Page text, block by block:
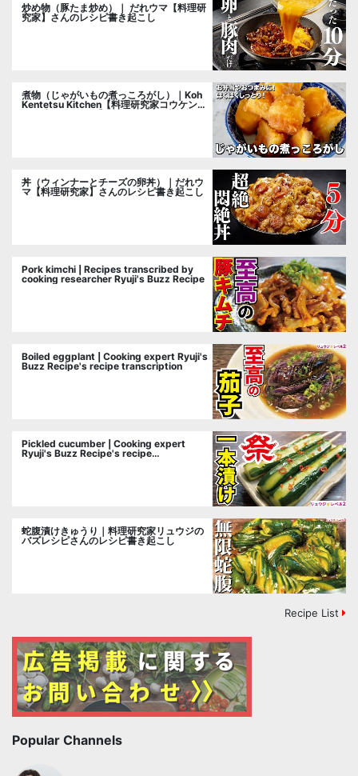
炒め物（豚たま炒め）｜ だれウマ【料理研
究家】さんのレシピ書き起こし
煮物（じゃがいもの煮っころがし）｜Koh
Kentetsu Kitchen【料理研究家コウケンテ
丼（ウィンナーとチーズの卵丼）｜だれウ
マ【料理研究家】さんのレシピ書き起こし
Pork kimchi | Recipes transcribed by
cooking researcher Ryuji's Buzz Recipe
Boiled eggplant | Cooking expert Ryuji's
Buzz Recipe's recipe transcription
Pickled cucumber | Cooking expert
Ryuji's Buzz Recipe's recipe
蛇腹漬けきゅうり｜料理研究家リュウジの
バズレシピさんのレシピ書き起こし
Recipe List
Popular Channels